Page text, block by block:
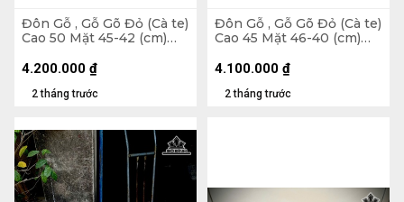
Đôn Gỗ , Gỗ Gõ Đỏ (Cà te)
Cao 50 Mặt 45-42 (cm)
2 tháng trước
4.200.000 ₫
Đôn Gỗ , Gỗ Gõ Đỏ (Cà te)
Cao 45 Mặt 46-40 (cm)
2 tháng trước
4.100.000 ₫